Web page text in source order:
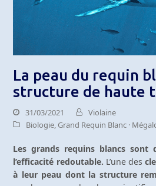
La peau du requin
structure de haute
31/03/2021
Violaine
Biologie,Grand Requin Blanc ·
Les grands requins blancs sont
l’efficacité redoutable. L’une des
à leur peau dont la structure